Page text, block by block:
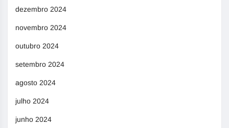
dezembro 2024
novembro 2024
outubro 2024
setembro 2024
agosto 2024
julho 2024
junho 2024